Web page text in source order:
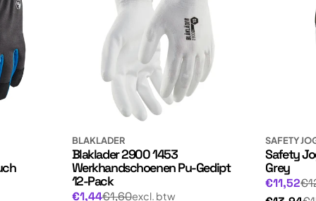
BLAKLADER
Blaklader 2900 1453
Werkhandschoenen Pu-Gedipt
12-Pack
Aanbiedingsprijs
€1,44
Normale€1,60excl. btw
SAFETY
Safety
Grey
€11,52
Normale